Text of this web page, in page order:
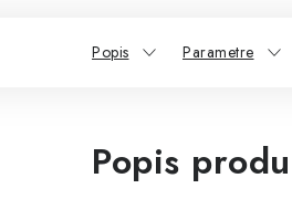
Popis Parametre
Popis